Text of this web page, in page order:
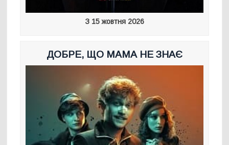
З 15 жовтня 2026
ДОБРЕ, ЩО МАМА НЕ ЗНАЄ